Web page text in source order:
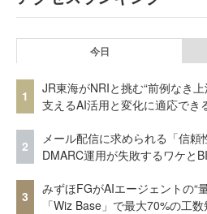
今日
1
JR東海がNRIと挑む“前例なき
支えるAI活用と変化に適応でき
2
メール配信に求められる「信
DMARC運用が失敗するワケと
3
みずほFGがAIエージェントの
「Wiz Base」で最大70%の工